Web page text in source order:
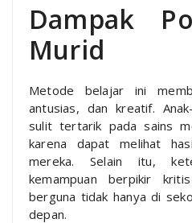
Dampak
Murid
Metode belajar ini
antusias, dan kreatif.
sulit tertarik pada sains
karena dapat melihat
mereka. Selain itu,
kemampuan berpikir
berguna tidak hanya di
depan.